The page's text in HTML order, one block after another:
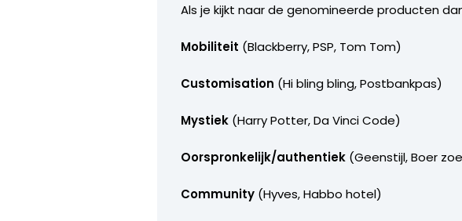
Als je kijkt naar de genomineerde producten
Mobiliteit (Blackberry, PSP, Tom Tom)
Customisation (Hi bling bling, Postbankpas)
Mystiek (Harry Potter, Da Vinci Code)
Oorspronkelijk/authentiek (Geenstijl, Boer
Community (Hyves, Habbo hotel)